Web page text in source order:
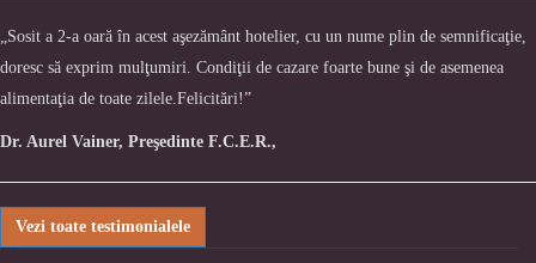
„Sosit a 2-a oară în acest aşezământ hotelier, cu un nume plin de semnificaţie,
doresc să exprim mulţumiri. Condiţii de cazare foarte bune şi de asemenea
alimentaţia de toate zilele.Felicitări!”
Dr. Aurel Vainer, Preşedinte F.C.E.R.,
Vezi toate testimonialele